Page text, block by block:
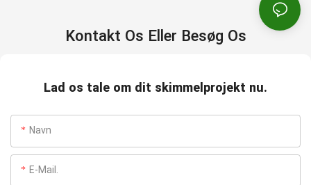
Kontakt Os Eller Besøg Os
Lad os tale om dit skimmelprojekt nu.
Navn
E-Mail.